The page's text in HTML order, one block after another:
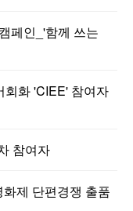
페인_'함께 쓰는
회화 'CIEE' 참여자
참여자
제 단편경쟁 출품